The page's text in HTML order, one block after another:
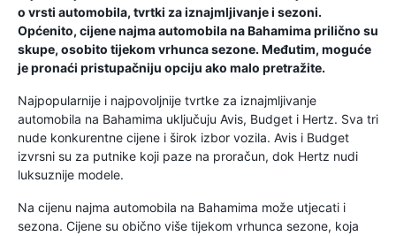
o vrsti automobila, tvrtki za iznajmljivanje i sezoni.
Općenito, cijene najma automobila na Bahamima prilično su
skupe, osobito tijekom vrhunca sezone. Međutim, moguće
je pronaći pristupačniju opciju ako malo pretražite.
Najpopularnije i najpovoljnije tvrtke za iznajmljivanje
automobila na Bahamima uključuju Avis, Budget i Hertz. Sva tri
nude konkurentne cijene i širok izbor vozila. Avis i Budget
izvrsni su za putnike koji paze na proračun, dok Hertz nudi
luksuznije modele.
Na cijenu najma automobila na Bahamima može utjecati i
sezona. Cijene su obično više tijekom vrhunca sezone, koja